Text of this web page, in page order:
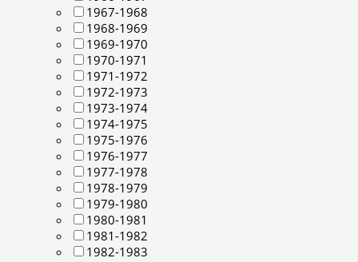
1967-1968
1968-1969
1969-1970
1970-1971
1971-1972
1972-1973
1973-1974
1974-1975
1975-1976
1976-1977
1977-1978
1978-1979
1979-1980
1980-1981
1981-1982
1982-1983